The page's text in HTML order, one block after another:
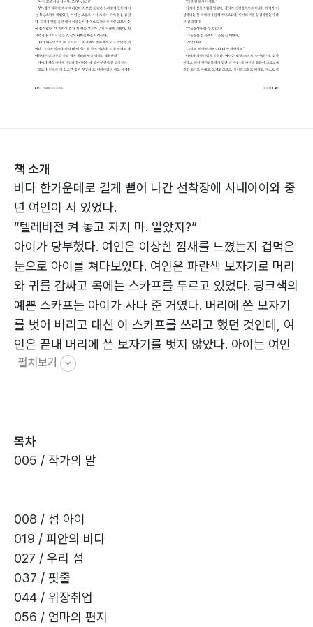
책 소개
바다 한가운데로 길게 뻗어 나간 선착장에 사내아이와 중
년 여인이 서 있었다.
“텔레비전 켜 놓고 자지 마. 알았지?”
아이가 당부했다. 여인은 이상한 낌새를 느꼈는지 겁먹은
눈으로 아이를 쳐다보았다. 여인은 파란색 보자기로 머리
와 귀를 감싸고 목에는 스카프를 두르고 있었다. 핑크색의
예쁜 스카프는 아이가 사다 준 거였다. 머리에 쓴 보자기
를 벗어 버리고 대신 이 스카프를 쓰라고 했던 것인데, 여
인은 끝내 머리에 쓴 보자기를 벗지 않았다. 아이는 여인
이 왜 파란색 보자기만 머리에 쓰고 다니는지 지금도 그
펼쳐보기
목차
005 / 작가의 말
008 / 섬 아이
019 / 피안의 바다
027 / 우리 섬
037 / 핏줄
044 / 위장취업
056 / 엄마의 편지